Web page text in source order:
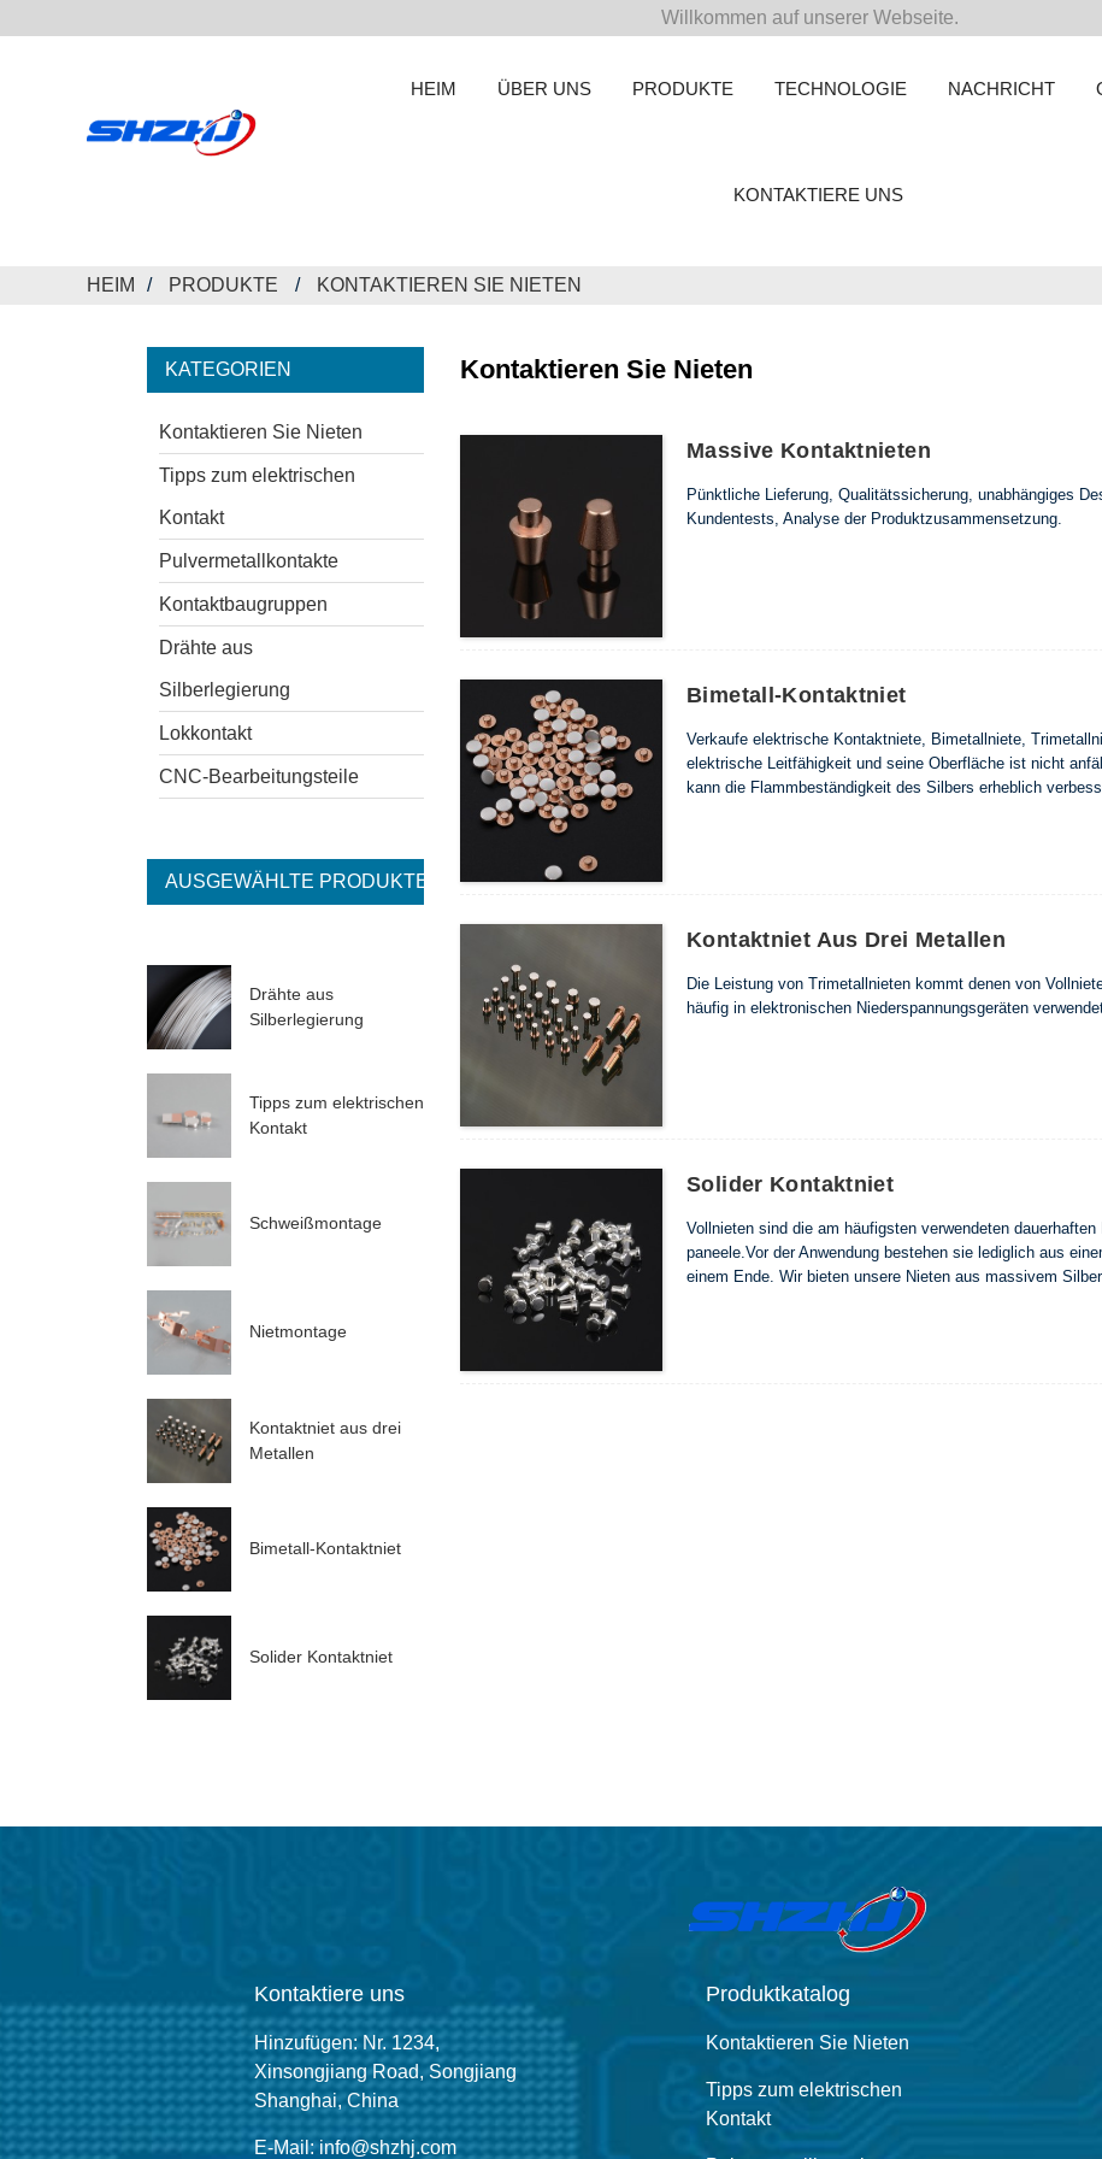
Willkommen auf unserer Webseite.
HEIM ÜBER UNS PRODUKTE TECHNOLOGIE NACHRICHT
KONTAKTIERE UNS
HEIM PRODUKTE KONTAKTIEREN SIE NIETEN
KATEGORIEN
Kontaktieren Sie Nieten
Tipps zum elektrischen
Kontakt
Pulvermetallkontakte
Kontaktbaugruppen
Drähte aus
Silberlegierung
Lokkontakt
CNC-Bearbeitungsteile
AUSGEWÄHLTE PRODUKTE
Drähte aus
Silberlegierung
Tipps zum elektrischen
Kontakt
Schweißmontage
Nietmontage
Kontaktniet aus drei
Metallen
Bimetall-Kontaktniet
Solider Kontaktniet
Kontaktieren Sie Nieten
Massive Kontaktnieten
Pünktliche Lieferung, Qualitätssicherung, unabhängiges
Kundentests, Analyse der Produktzusammensetzung.
Bimetall-Kontaktniet
Verkaufe elektrische Kontaktniete, Bimetallniete,
elektrische Leitfähigkeit und seine Oberfläche ist nicht
kann die Flammbeständigkeit des Silbers erheblich
Kontaktniet Aus Drei Metallen
Die Leistung von Trimetallnieten kommt denen von
häufig in elektronischen Niederspannungsgeräten
Solider Kontaktniet
Vollnieten sind die am häufigsten verwendeten
paneele.Vor der Anwendung bestehen sie lediglich aus
einem Ende. Wir bieten unsere Nieten aus massivem
Kontaktiere uns
Hinzufügen: Nr. 1234,
Xinsongjiang Road, Songjiang
Shanghai, China
E-Mail: info@shzhj.com
Produktkatalog
Kontaktieren Sie Nieten
Tipps zum elektrischen
Kontakt